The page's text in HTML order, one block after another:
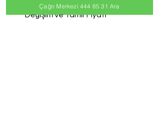
Protherm Doldurma Musluğu
Değişim ve Tamir Fiyatı
Çağrı Merkezi 444 85 31 Ara